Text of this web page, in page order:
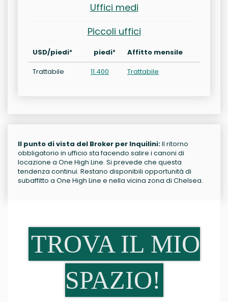
Uffici medi
Piccoli uffici
USD/piedi² piedi²
Affitto mensile
Trattabile
11.400 Trattabile
Il punto di vista del Broker per Inquilini:Il ritorno
obbligatorio in ufficio sta facendo salire i canoni di
locazione a One High Line. Si prevede che questa
tendenza continui. Restano disponibili opportunità di
subaffitto a One High Line e nella vicina zona di Chelsea.
TROVA IL MIO
SPAZIO!